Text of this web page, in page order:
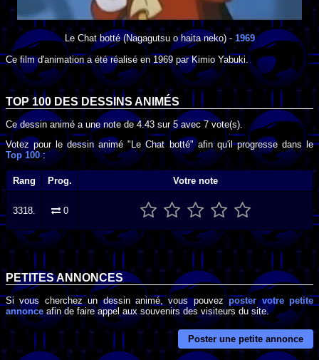
Le Chat botté(Nagagutsu o haita neko) - 1969
Ce film d'animation a été réalisé en 1969 parKimio Yabuki .
TOP 100 DES DESSINS ANIMÉS
Ce dessin animé a une note de4.43 sur5 avec7vote(s).
Votez pour le dessin animé "Le Chat botté" afin qu'il progresse dans le
Top 100:
Rang Prog. Votre note
3318. 0
PETITES ANNONCES
Si vous cherchez un dessin animé, vous pouvezposter votre petite
annonceafin de faire appel aux souvenirs des visiteurs du site.
Poster une petite annonce